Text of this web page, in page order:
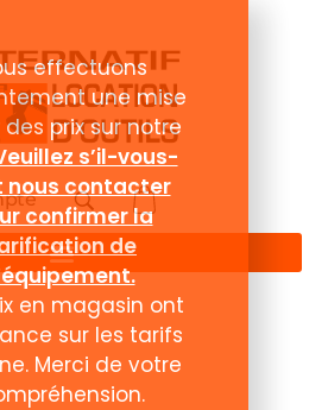
effectuons
une mise
prix sur notre
s’il-vous-
nous contacter
confirmer la
de
en magasin ont
sur les tarifs
Merci de votre